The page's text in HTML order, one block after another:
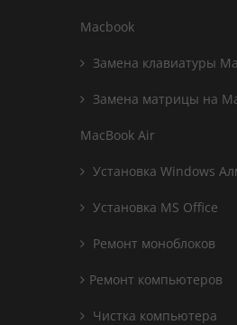
Macbook
Замена клавиатуры
Замена матрицы на
MacBook Air
Установка Windows
Установка MS Office
Ремонт моноблоков
Ремонт компьютеров
Чистка компьютера